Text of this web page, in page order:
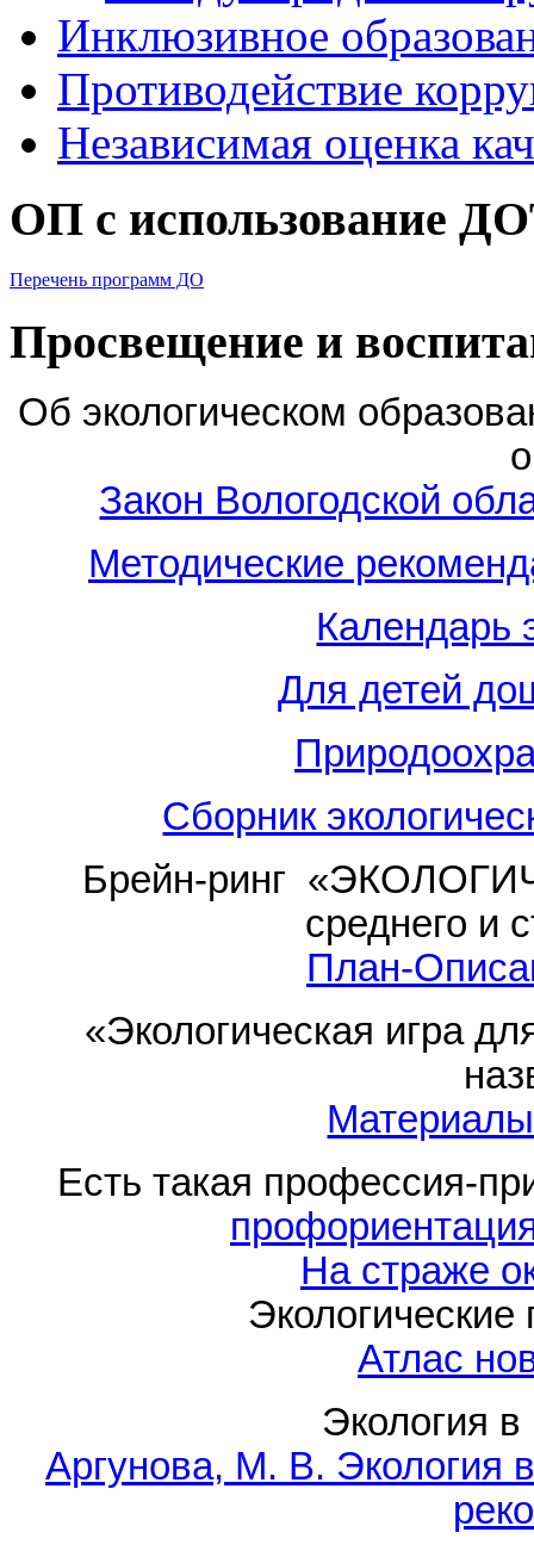
Инклюзивное
Противодействие
Независимая оценка
ОП с использование
Перечень программ ДО
Просвещение и
Об экологическом
Закон Вологодской
Методические
Календарь
Для детей
Сборник
Брейн-ринг
среднего и
План-
«Экологическая игра
Есть такая профессия-
На страже
Атлас
Экология
Аргунова, М. В. Экология